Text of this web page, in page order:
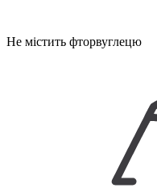
Не містить фторвуглецю